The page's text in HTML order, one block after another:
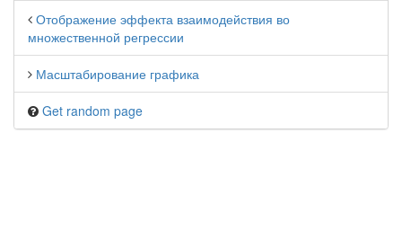
Отображение эффекта взаимодействия во
множественной регрессии
Масштабирование графика
Get random page